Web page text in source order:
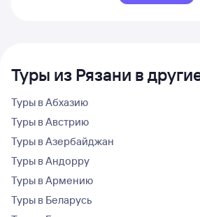
Туры из Рязани в
Туры в Абхазию
Туры в Австрию
Туры в Азербайджан
Туры в Андорру
Туры в Армению
Туры в Беларусь